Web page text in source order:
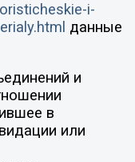
i-
данные
и
в
или